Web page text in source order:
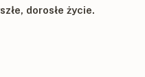
dorosłe życie.